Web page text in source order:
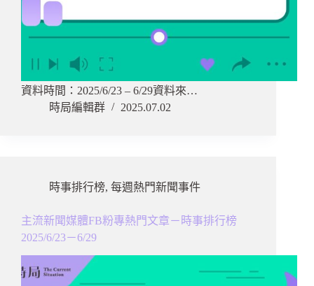
資料時間：2025/6/23 – 6/29資料來…
時局編輯群
2025.07.02
時事排行榜, 每週熱門新聞事件
主流新聞媒體FB粉專熱門文章－時事排行榜
2025/6/23－6/29